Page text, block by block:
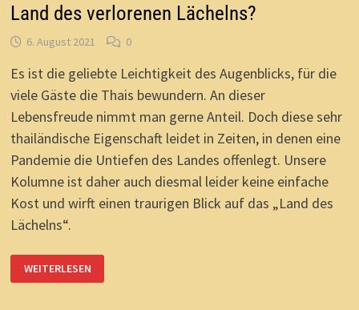
Land des verlorenen Lächelns?
6. August 2021 0
Es ist die geliebte Leichtigkeit des Augenblicks, für die
viele Gäste die Thais bewundern. An dieser
Lebensfreude nimmt man gerne Anteil. Doch diese sehr
thailändische Eigenschaft leidet in Zeiten, in denen eine
Pandemie die Untiefen des Landes offenlegt. Unsere
Kolumne ist daher auch diesmal leider keine einfache
Kost und wirft einen traurigen Blick auf das „Land des
Lächelns“.
LAND
DES
VERLORENEN
WEITERLESEN